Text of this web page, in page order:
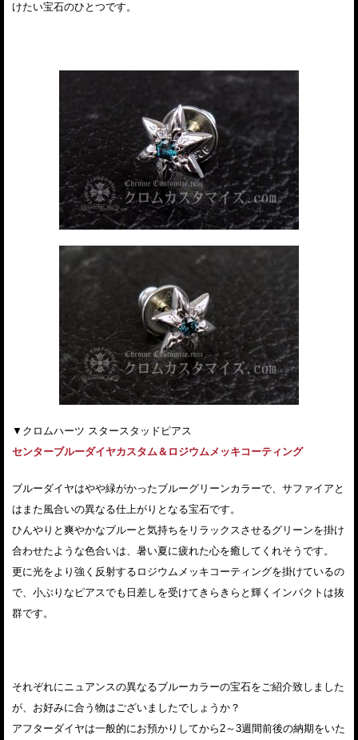
けたい宝石のひとつです。
▼クロムハーツ スタースタッドピアス
センターブルーダイヤカスタム＆ロジウムメッキコーティング
ブルーダイヤはやや緑がかったブルーグリーンカラーで、サファイアと
はまた風合いの異なる仕上がりとなる宝石です。
ひんやりと爽やかなブルーと気持ちをリラックスさせるグリーンを掛け
合わせたような色合いは、暑い夏に疲れた心を癒してくれそうです。
更に光をより強く反射するロジウムメッキコーティングを掛けているの
で、小ぶりなピアスでも日差しを受けてきらきらと輝くインパクトは抜
群です。
それぞれにニュアンスの異なるブルーカラーの宝石をご紹介致しました
が、お好みに合う物はございましたでしょうか？
アフターダイヤは一般的にお預かりしてから2～3週間前後の納期をいた